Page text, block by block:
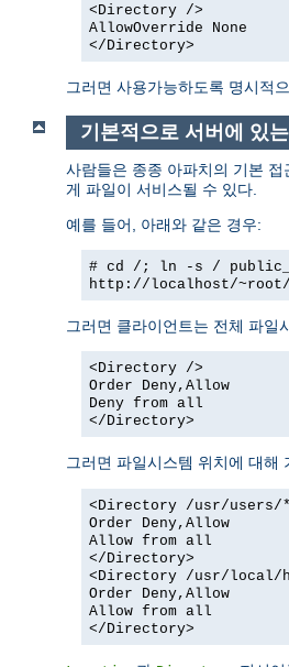
<Directory />
AllowOverride None
</Directory>
그러면 사용가능하도록 명시적
기본적으로 서버에 있
사람들은 종종 아파치의 기본
게 파일이 서비스될 수 있다.
예를 들어, 아래와 같은 경우:
# cd /; ln -s /
http://localhost/~root/
그러면 클라이언트는 전체 파일
<Directory />
Order Deny,Allow
Deny from all
</Directory>
그러면 파일시스템 위치에 대해
<Directory /usr/users/
Order Deny,Allow
Allow from all
</Directory>
<Directory /usr/local/
Order Deny,Allow
Allow from all
</Directory>